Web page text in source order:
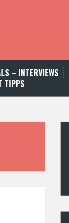
– INTERVIEWS
TIPPS